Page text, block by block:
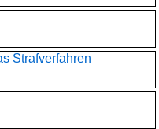
Strafverfahren